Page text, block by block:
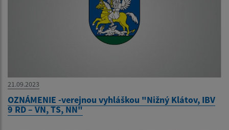
21.09.2023
OZNÁMENIE -verejnou vyhláškou "Nižný Klátov, IBV
9 RD – VN, TS, NN"